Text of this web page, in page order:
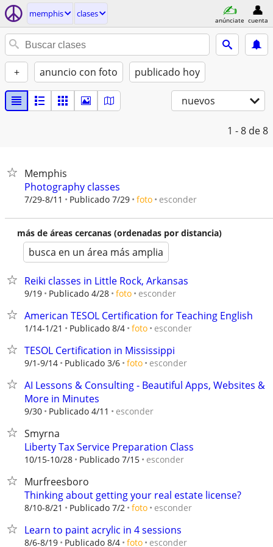
memphis clases
anúnciate cuenta
+ anuncio con foto publicado hoy
nuevos
1 - 8 de 8
Memphis
Photography classes
7/29-8/11 Publicado 7/29 foto esconder
más de áreas cercanas (ordenadas por distancia)
busca en un área más amplia
Reiki classes in Little Rock, Arkansas
9/19 Publicado 4/28 foto esconder
American TESOL Certification for Teaching English
1/14-1/21 Publicado 8/4 foto esconder
TESOL Certification in Mississippi
9/1-9/14 Publicado 3/6 foto esconder
AI Lessons & Consulting - Beautiful Apps, Websites &
More in Minutes
9/30 Publicado 4/11 esconder
Smyrna
Liberty Tax Service Preparation Class
10/15-10/28 Publicado 7/15 esconder
Murfreesboro
Thinking about getting your real estate license?
8/10-8/21 Publicado 7/2 foto esconder
Learn to paint acrylic in 4 sessions
8/6-8/19 Publicado 8/4 foto esconder